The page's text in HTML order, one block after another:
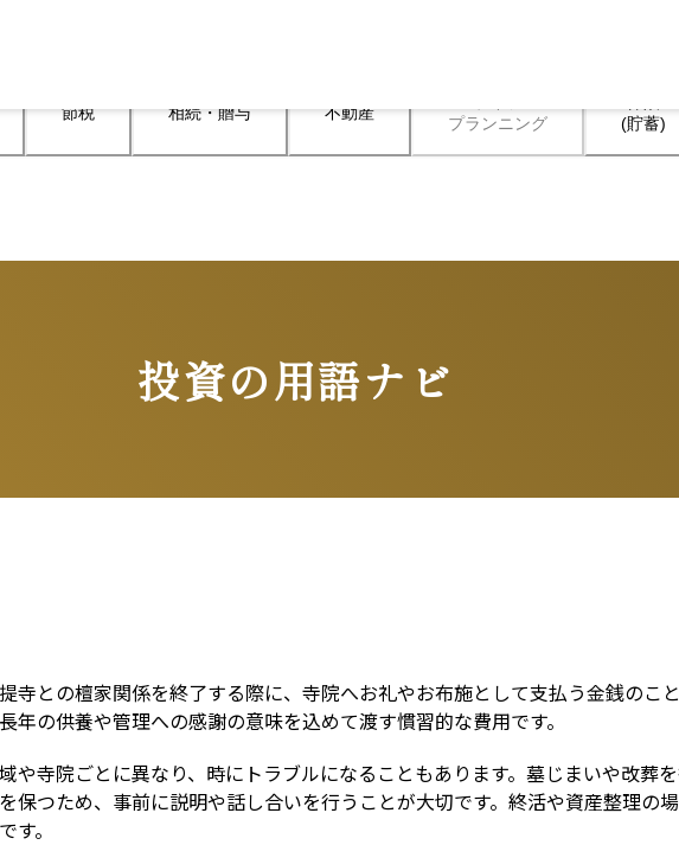
節税 相続・贈与 不動産
プランニング
(貯蓄)
投資の用語ナビ
寺との檀家関係を終了する際に、寺院へお礼やお布施として支払う金銭のこ
年の供養や管理への感謝の意味を込めて渡す慣習的な費用です。
や寺院ごとに異なり、時にトラブルになることもあります。墓じまいや改葬
保つため、事前に説明や話し合いを行うことが大切です。終活や資産整理の
。